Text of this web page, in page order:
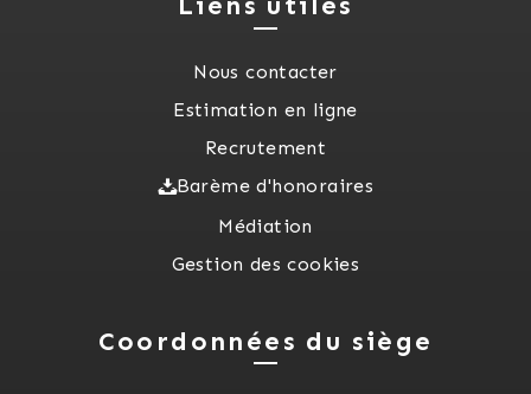
Liens utiles
Nous contacter
Estimation en ligne
Recrutement
Barème d'honoraires
Médiation
Gestion des cookies
Coordonnées du siège